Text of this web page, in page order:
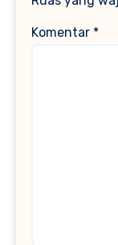
Komentar *